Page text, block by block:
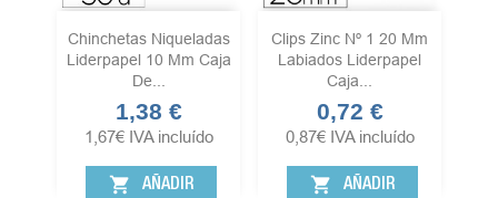
Chinchetas Niqueladas
Liderpapel 10 Mm Caja
De...
Precio
1,38 €
1,67€ IVA incluído
shopping_cart AÑADIR
Clips Zinc Nº 1 20 Mm
Labiados Liderpapel
Caja...
Precio
0,72 €
0,87€ IVA incluído
shopping_cart AÑADIR